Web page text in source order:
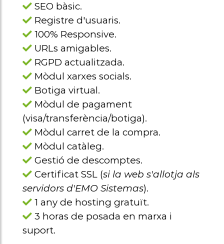
SEO bàsic.
Registre d'usuaris.
100% Responsive.
URLs amigables.
RGPD actualitzada.
Mòdul xarxes socials.
Botiga virtual.
Mòdul de pagament
(visa/transferència/botiga).
Mòdul carret de la compra.
Mòdul catàleg.
Gestió de descomptes.
Certificat SSL (si la web s'allotja als
servidors d'EMO Sistemas).
1 any de hosting gratuït.
3 horas de posada en marxa i
suport.